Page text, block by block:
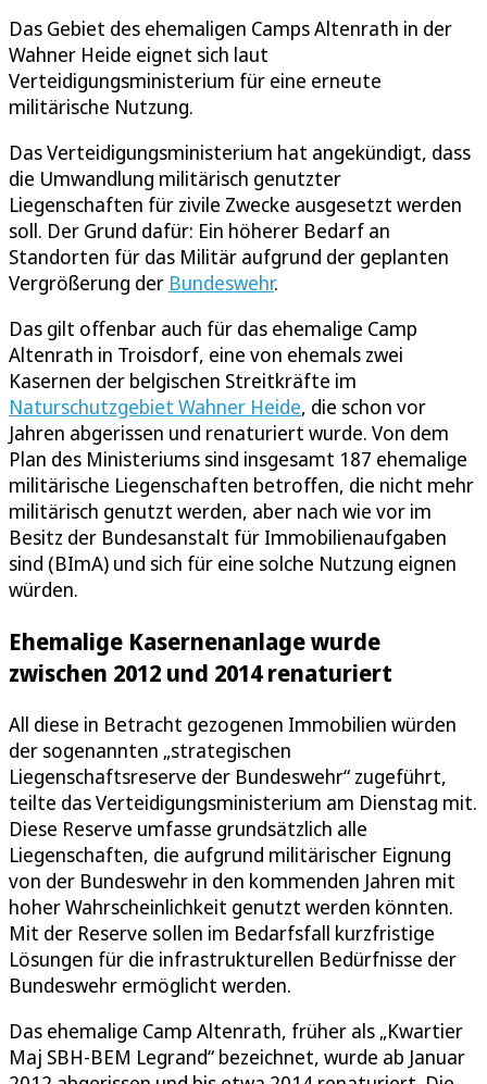
Das Gebiet des ehemaligen Camps Altenrath in der
Wahner Heide eignet sich laut
Verteidigungsministerium für eine erneute
militärische Nutzung.
Das Verteidigungsministerium hat angekündigt, dass
die Umwandlung militärisch genutzter
Liegenschaften für zivile Zwecke ausgesetzt werden
soll. Der Grund dafür: Ein höherer Bedarf an
Standorten für das Militär aufgrund der geplanten
Vergrößerung der Bundeswehr.
Das gilt offenbar auch für das ehemalige Camp
Altenrath in Troisdorf, eine von ehemals zwei
Kasernen der belgischen Streitkräfte im
Naturschutzgebiet Wahner Heide, die schon vor
Jahren abgerissen und renaturiert wurde. Von dem
Plan des Ministeriums sind insgesamt 187 ehemalige
militärische Liegenschaften betroffen, die nicht mehr
militärisch genutzt werden, aber nach wie vor im
Besitz der Bundesanstalt für Immobilienaufgaben
sind (BImA) und sich für eine solche Nutzung eignen
würden.
Ehemalige Kasernenanlage wurde
zwischen 2012 und 2014 renaturiert
All diese in Betracht gezogenen Immobilien würden
der sogenannten „strategischen
Liegenschaftsreserve der Bundeswehr“ zugeführt,
teilte das Verteidigungsministerium am Dienstag mit.
Diese Reserve umfasse grundsätzlich alle
Liegenschaften, die aufgrund militärischer Eignung
von der Bundeswehr in den kommenden Jahren mit
hoher Wahrscheinlichkeit genutzt werden könnten.
Mit der Reserve sollen im Bedarfsfall kurzfristige
Lösungen für die infrastrukturellen Bedürfnisse der
Bundeswehr ermöglicht werden.
Das ehemalige Camp Altenrath, früher als „Kwartier
Maj SBH-BEM Legrand“ bezeichnet, wurde ab Januar